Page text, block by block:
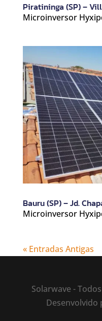
Piratininga (SP) –
Microinversor
Bauru (SP) – Jd.
Microinversor
« Entradas Antigas
Solarwave -
Desenvolvido